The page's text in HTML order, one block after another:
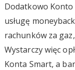
Dodatkowo
usługę
rachunków za
Wystarczy więc
Konta Smart, a